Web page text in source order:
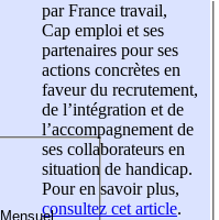
par France travail,
Cap emploi et ses
partenaires pour ses
actions concrètes en
faveur du recrutement,
de l’intégration et de
l’accompagnement de
ses collaborateurs en
situation de handicap.
Pour en savoir plus,
consultez cet article.